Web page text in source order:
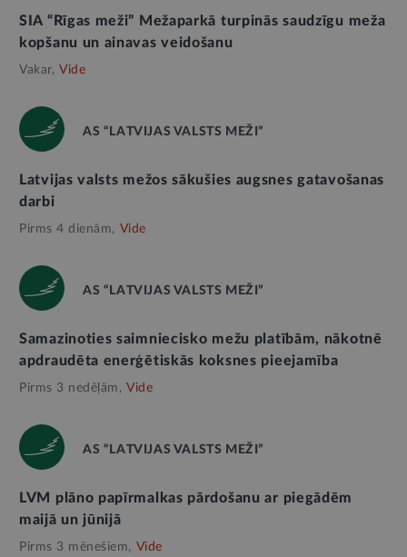
SIA “Rīgas meži” Mežaparkā turpinās saudzīgu meža
kopšanu un ainavas veidošanu
Vakar, Vide
AS “LATVIJAS VALSTS MEŽI”
Latvijas valsts mežos sākušies augsnes gatavošanas
darbi
Pirms 4 dienām, Vide
AS “LATVIJAS VALSTS MEŽI”
Samazinoties saimniecisko mežu platībām, nākotnē
apdraudēta enerģētiskās koksnes pieejamība
Pirms 3 nedēļām, Vide
AS “LATVIJAS VALSTS MEŽI”
LVM plāno papīrmalkas pārdošanu ar piegādēm
maijā un jūnijā
Pirms 3 mēnešiem, Vide